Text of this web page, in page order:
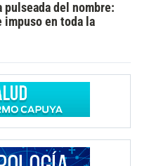
pulseada del nombre:
impuso en toda la